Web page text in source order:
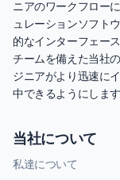
ニアのワークフロー
ュレーションソフト
的なインターフェー
チームを備えた当社
ジニアがより迅速に
中できるようにします
当社について
私達について